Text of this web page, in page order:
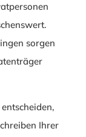
sorgen
Ihrer